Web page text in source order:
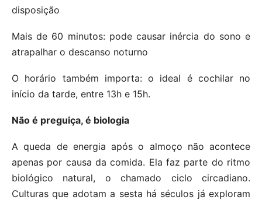
disposição
Mais de 60 minutos: pode causar inércia do sono e
atrapalhar o descanso noturno
O horário também importa: o ideal é cochilar no
início da tarde, entre 13h e 15h.
Não é preguiça, é biologia
A queda de energia após o almoço não acontece
apenas por causa da comida. Ela faz parte do ritmo
biológico natural, o chamado ciclo circadiano.
Culturas que adotam a sesta há séculos já exploram